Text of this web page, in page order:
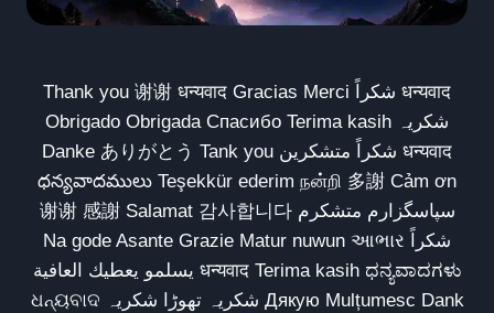
Thank you 谢谢 धन्यवाद Gracias Merci شكراً धन्यवाद
Obrigado Obrigada Спасибо Terima kasih شکریہ
Danke ありがとう Tank you شكراً متشكرين धन्यवाद
ధన్యవాదములు Teşekkür ederim நன்றி 多謝 Cảm ơn
谢谢 感謝 Salamat 감사합니다 سپاسگزارم متشکرم
Na gode Asante Grazie Matur nuwun આભાર شكراً
يسلمو يعطيك العافية धन्यवाद Terima kasih ಧನ್ಯವಾದಗಳು
ଧନ୍ୟବାଦ شکریہ تھوڑا شکریہ Дякую Mulțumesc Dank